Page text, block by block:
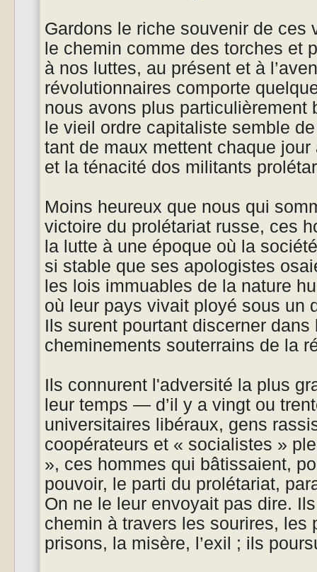
Gardons le riche souvenir de ces
le chemin comme des torches et
à nos luttes, au présent et à
révolutionnaires comporte
nous avons plus particulièrement
le vieil ordre capitaliste semble
tant de maux mettent chaque jour
et la ténacité dos militants
Moins heureux que nous qui
victoire du prolétariat russe, ces
la lutte à une époque où la
si stable que ses apologistes
les lois immuables de la nature
où leur pays vivait ployé sous un
Ils surent pourtant discerner dans
cheminements souterrains de la
Ils connurent l'adversité la plus
leur temps — d’il y a vingt ou
universitaires libéraux, gens
coopérateurs et « socialistes »
», ces hommes qui bâtissaient,
pouvoir, le parti du prolétariat,
On ne le leur envoyait pas dire.
chemin à travers les sourires, les
prisons, la misère, l’exil ; ils